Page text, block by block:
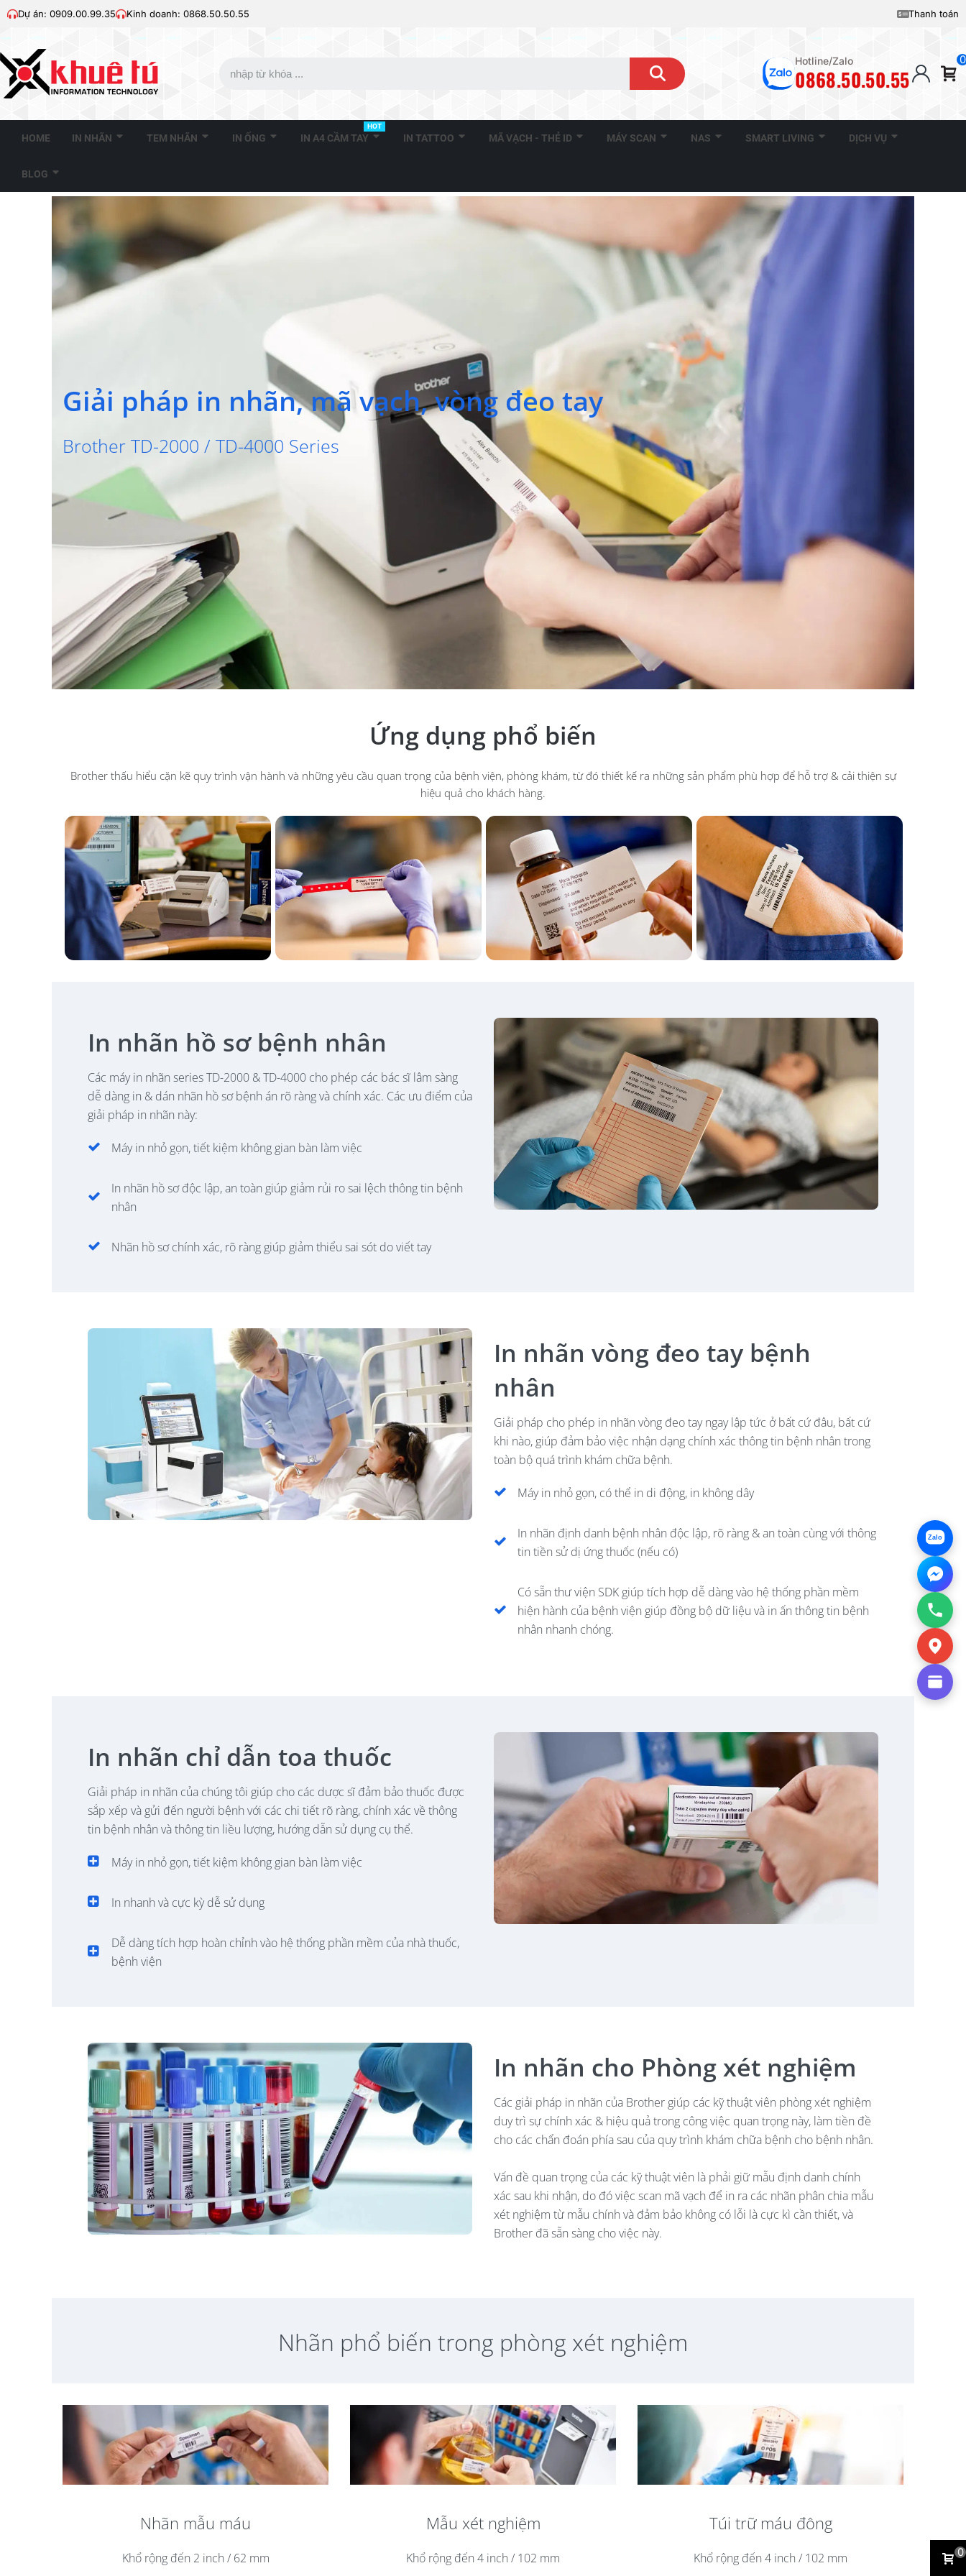
Dự án: 0909.00.99.35 Kinh doanh: 0868.50.50.55 Thanh toán
Hotline/Zalo
0868.50.50.55
0
HOME IN NHÃN TEM NHÃN IN ỐNG IN A4 CẦM TAY
HOT
IN TATTOO MÃ VẠCH - THẺ ID MÁY SCAN NAS SMART LIVING DỊCH VỤ
BLOG
Giải pháp in nhãn, mã vạch, vòng đeo tay
Brother TD-2000 / TD-4000 Series
Ứng dụng phổ biến
Brother thấu hiểu cặn kẽ quy trình vận hành và những yêu cầu quan trọng của bệnh viện, phòng khám, từ đó thiết kế ra những sản phẩm phù hợp để hỗ trợ & cải thiện sự
hiệu quả cho khách hàng.
In nhãn hồ sơ bệnh nhân
Các máy in nhãn series TD-2000 & TD-4000 cho phép các bác sĩ lâm sàng
dễ dàng in & dán nhãn hồ sơ bệnh án rõ ràng và chính xác. Các ưu điểm của
giải pháp in nhãn này:
Máy in nhỏ gọn, tiết kiệm không gian bàn làm việc
In nhãn hồ sơ độc lập, an toàn giúp giảm rủi ro sai lệch thông tin bệnh
nhân
Nhãn hồ sơ chính xác, rõ ràng giúp giảm thiểu sai sót do viết tay
In nhãn vòng đeo tay bệnh
nhân
Giải pháp cho phép in nhãn vòng đeo tay ngay lập tức ở bất cứ đâu, bất cứ
khi nào, giúp đảm bảo việc nhận dạng chính xác thông tin bệnh nhân trong
toàn bộ quá trình khám chữa bệnh.
Máy in nhỏ gọn, có thể in di động, in không dây
In nhãn định danh bệnh nhân độc lập, rõ ràng & an toàn cùng với thông
tin tiền sử dị ứng thuốc (nếu có)
Có sẵn thư viện SDK giúp tích hợp dễ dàng vào hệ thống phần mềm
hiện hành của bệnh viện giúp đồng bộ dữ liệu và in ấn thông tin bệnh
nhân nhanh chóng.
In nhãn chỉ dẫn toa thuốc
Giải pháp in nhãn của chúng tôi giúp cho các dược sĩ đảm bảo thuốc được
sắp xếp và gửi đến người bệnh với các chi tiết rõ ràng, chính xác về thông
tin bệnh nhân và thông tin liều lượng, hướng dẫn sử dụng cụ thể.
Máy in nhỏ gọn, tiết kiệm không gian bàn làm việc
In nhanh và cực kỳ dễ sử dụng
Dễ dàng tích hợp hoàn chỉnh vào hệ thống phần mềm của nhà thuốc,
bệnh viện
In nhãn cho Phòng xét nghiệm
Các giải pháp in nhãn của Brother giúp các kỹ thuật viên phòng xét nghiệm
duy trì sự chính xác & hiệu quả trong công việc quan trọng này, làm tiền đề
cho các chẩn đoán phía sau của quy trình khám chữa bệnh cho bệnh nhân.
Vấn đề quan trọng của các kỹ thuật viên là phải giữ mẫu định danh chính
xác sau khi nhận, do đó việc scan mã vạch để in ra các nhãn phân chia mẫu
xét nghiệm từ mẫu chính và đảm bảo không có lỗi là cực kì cần thiết, và
Brother đã sẵn sàng cho việc này.
Nhãn phổ biến trong phòng xét nghiệm
Nhãn mẫu máu
Khổ rộng đến 2 inch / 62 mm
Mẫu xét nghiệm
Khổ rộng đến 4 inch / 102 mm
Túi trữ máu đông
Khổ rộng đến 4 inch / 102 mm 0
Zalo